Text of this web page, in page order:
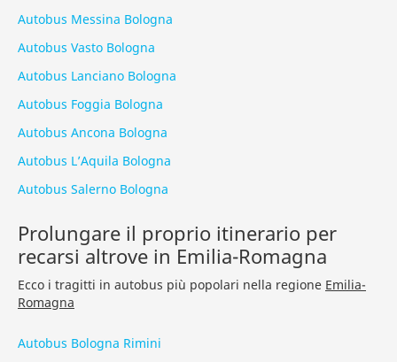
Autobus Messina Bologna
Autobus Vasto Bologna
Autobus Lanciano Bologna
Autobus Foggia Bologna
Autobus Ancona Bologna
Autobus L’Aquila Bologna
Autobus Salerno Bologna
Prolungare il proprio itinerario per
recarsi altrove in Emilia-Romagna
Ecco i tragitti in autobus più popolari nella regione Emilia-
Romagna
Autobus Bologna Rimini